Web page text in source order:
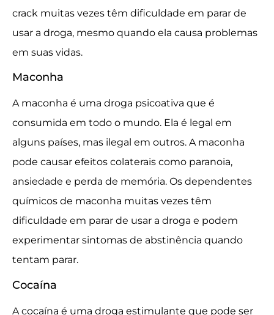
crack muitas vezes têm dificuldade em parar de
usar a droga, mesmo quando ela causa problemas
em suas vidas.
Maconha
A maconha é uma droga psicoativa que é
consumida em todo o mundo. Ela é legal em
alguns países, mas ilegal em outros. A maconha
pode causar efeitos colaterais como paranoia,
ansiedade e perda de memória. Os dependentes
químicos de maconha muitas vezes têm
dificuldade em parar de usar a droga e podem
experimentar sintomas de abstinência quando
tentam parar.
Cocaína
A cocaína é uma droga estimulante que pode ser